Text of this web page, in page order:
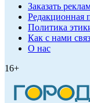
Заказать
Редакционная
Политика
Как с нами
О нас
16+